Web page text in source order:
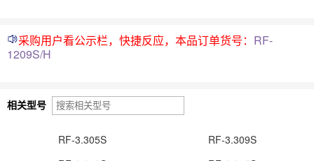
采购用户看公示栏，快捷反应，本品订单货号： RF-
1209S/H
相关型号
RF-3.305S
RF-3.309S